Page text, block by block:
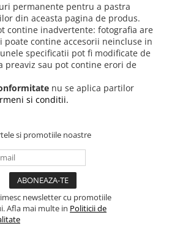
permanente pentru a pastra
din aceasta pagina de produs.
contine inadvertente: fotografia are
contine accesorii neincluse in
specificatii pot fi modificate de
preaviz sau pot contine erori de
nu se aplica partilor
si conditii.
si promotiile noastre
newsletter cu promotiile
Afla mai multe in Politicii de